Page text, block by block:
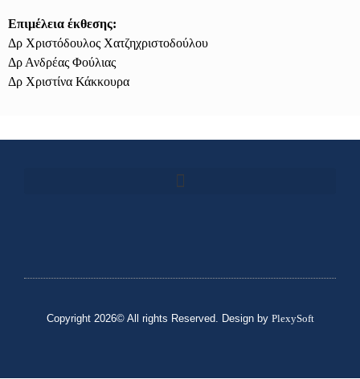
Επιμέλεια έκθεσης:
Δρ Χριστόδουλος Χατζηχριστοδούλου
Δρ Ανδρέας Φούλιας
Δρ Χριστίνα Κάκκουρα
Copyright 2026© All rights Reserved. Design by PlexySoft